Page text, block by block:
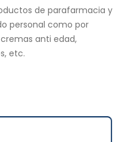
de parafarmacia y
personal como por
anti edad,
etc.